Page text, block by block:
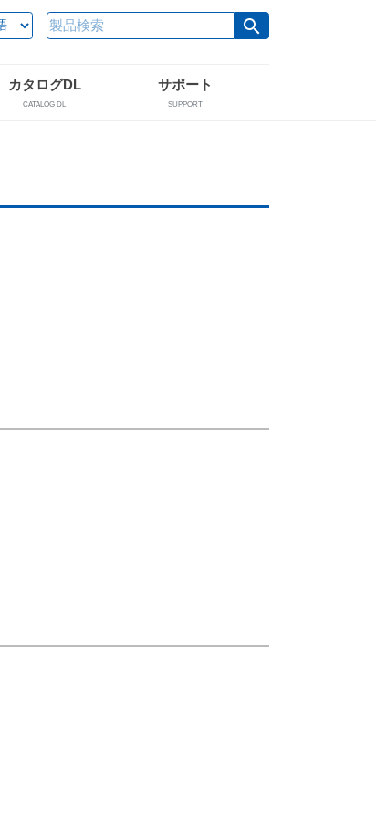
search
カタログDL
CATALOG DL
サポート
SUPPORT